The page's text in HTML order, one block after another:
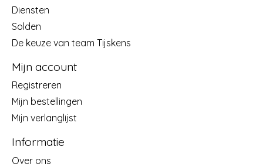
Diensten
Solden
De keuze van team Tijskens
Mijn account
Registreren
Mijn bestellingen
Mijn verlanglijst
Informatie
Over ons